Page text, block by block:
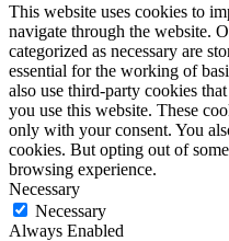
This website uses cookies to
navigate through the website.
categorized as necessary are
essential for the working of
also use third-party cookies
you use this website. These
only with your consent. You
cookies. But opting out of
browsing experience.
Necessary
Necessary
Always Enabled